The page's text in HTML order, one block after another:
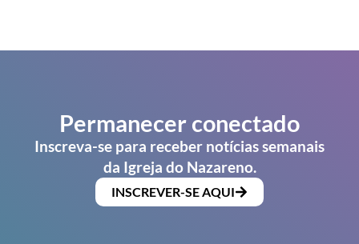
Permanecer conectado
Inscreva-se para receber notícias semanais
da Igreja do Nazareno.
INSCREVER-SE AQUI